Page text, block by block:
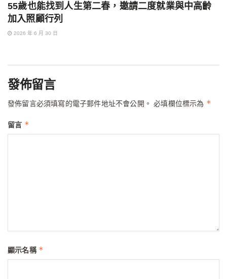
55歲也能找到人生第二春，邀請二度就業與中高齡
加入照顧行列
2026 年 6 月 30 日
發佈留言
發佈留言必須填寫的電子郵件地址不會公開。 必填欄位標示為 *
留言 *
顯示名稱 *